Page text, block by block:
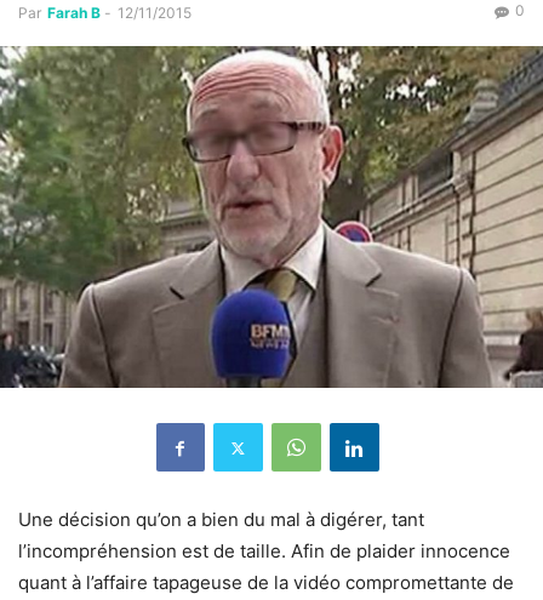
Par Farah B - 12/11/2015 0
Une décision qu’on a bien du mal à digérer, tant
l’incompréhension est de taille. Afin de plaider innocence
quant à l’affaire tapageuse de la vidéo compromettante de